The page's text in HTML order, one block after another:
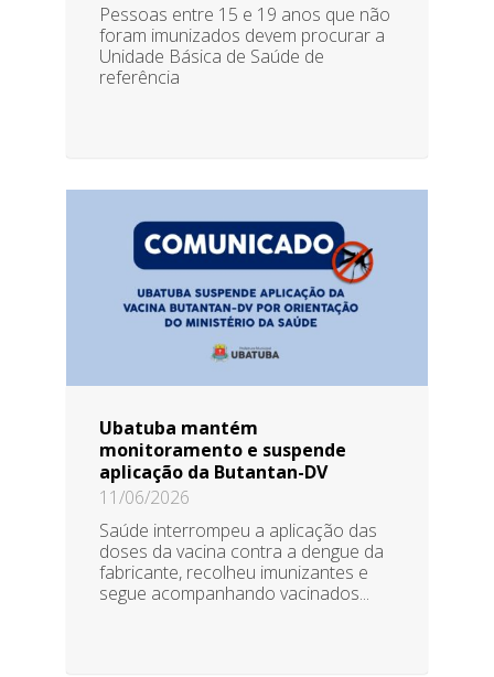
Pessoas entre 15 e 19 anos que não
foram imunizados devem procurar a
Unidade Básica de Saúde de
referência
Ubatuba mantém
monitoramento e suspende
aplicação da Butantan-DV
11/06/2026
Saúde interrompeu a aplicação das
doses da vacina contra a dengue da
fabricante, recolheu imunizantes e
segue acompanhando vacinados...